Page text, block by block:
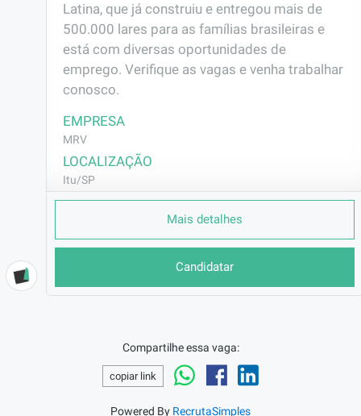
Latina, que já construiu e entregou mais de
500.000 lares para as famílias brasileiras e
está com diversas oportunidades de
emprego. Verifique as vagas e venha trabalhar
conosco.
EMPRESA
MRV
LOCALIZAÇÃO
Itu/SP
REMUNERAÇÃO
VAGA AFIRMATIVA
Construção Civil
BENEFÍCIOS
Candidatar
Mais detalhes
Compartilhe essa vaga:
copiar link
Powered By RecrutaSimples